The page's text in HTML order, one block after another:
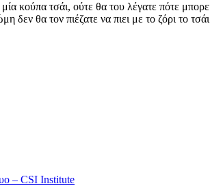
κούπα τσάι, ούτε θα του λέγατε πότε
δεν θα τον πιέζατε να πιει με το ζόρι το
– CSI Institute